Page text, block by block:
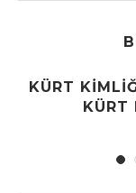
KÜRT
KÜRT